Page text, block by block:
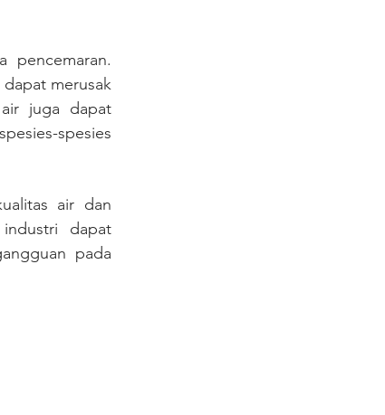
merusak
juga dapat
spesies
dapat
pada